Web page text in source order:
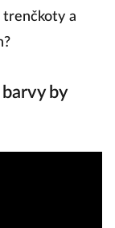
trenčkoty a
by